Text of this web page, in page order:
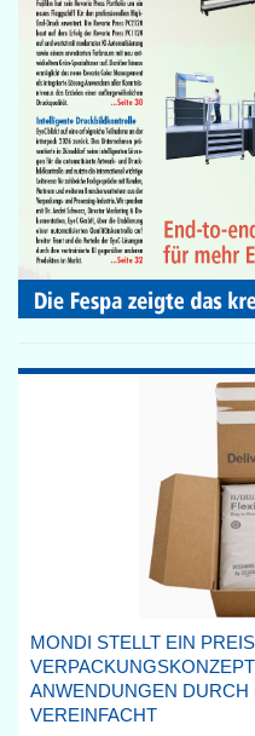
MONDI STELLT EIN
ANWENDUNGEN
VEREINFACHT